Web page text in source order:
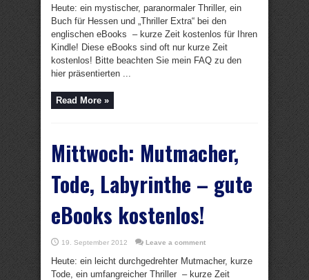
Heute: ein mystischer, paranormaler Thriller, ein
Buch für Hessen und „Thriller Extra“ bei den
englischen eBooks – kurze Zeit kostenlos für Ihren
Kindle! Diese eBooks sind oft nur kurze Zeit
kostenlos! Bitte beachten Sie mein FAQ zu den
hier präsentierten ...
Read More »
Mittwoch: Mutmacher,
Tode, Labyrinthe – gute
eBooks kostenlos!
19. September 2012 Leave a comment
Heute: ein leicht durchgedrehter Mutmacher, kurze
Tode, ein umfangreicher Thriller – kurze Zeit